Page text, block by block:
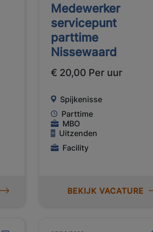
Medewerker
servicepunt
parttime
Nissewaard
€ 20,00 Per uur
Spijkenisse
Parttime
MBO
Uitzenden
Facility
BEKIJK VACATURE